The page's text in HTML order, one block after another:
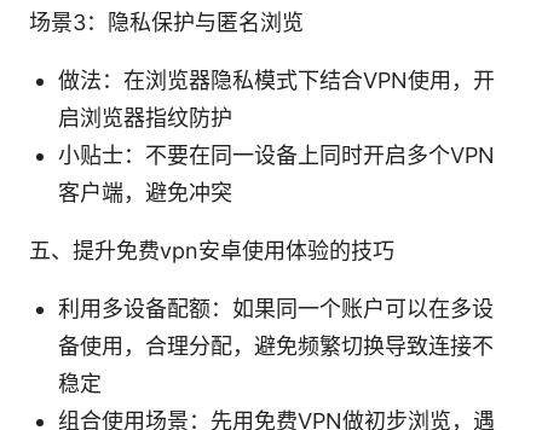
场景3：隐私保护与匿名浏览
做法：在浏览器隐私模式下结合VPN使用，开
启浏览器指纹防护
小贴士：不要在同一设备上同时开启多个VPN
客户端，避免冲突
五、提升免费vpn安卓使用体验的技巧
利用多设备配额：如果同一个账户可以在多设
备使用，合理分配，避免频繁切换导致连接不
稳定
组合使用场景：先用免费VPN做初步浏览，遇